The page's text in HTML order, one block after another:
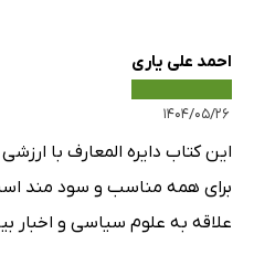
60: کالج الکترال (مجمع انتخاب‌کنندگان)
61: لابی گری
62: سازمان های مردم نهاد (NGOها یا سمن ها)
63: سیاست خارجی
64: دفاع و امنیت ملی
65: نهادهای بین المللی
احمد علی یاری
۱۴۰۴/۰۵/۲۶
این کتاب دایره المعارف با
برای همه مناسب و سود مند
علاقه به علوم سیاسی و اخبار